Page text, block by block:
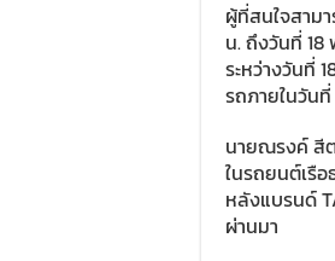
ผู้ที่สนใจสาม
น. ถึงวันที่ 18
ระหว่างวันที่
รถภายในวัน
นายณรงค์ สีต
ในรถยนต์เรื
หลังแบรนด์
ผ่านมา